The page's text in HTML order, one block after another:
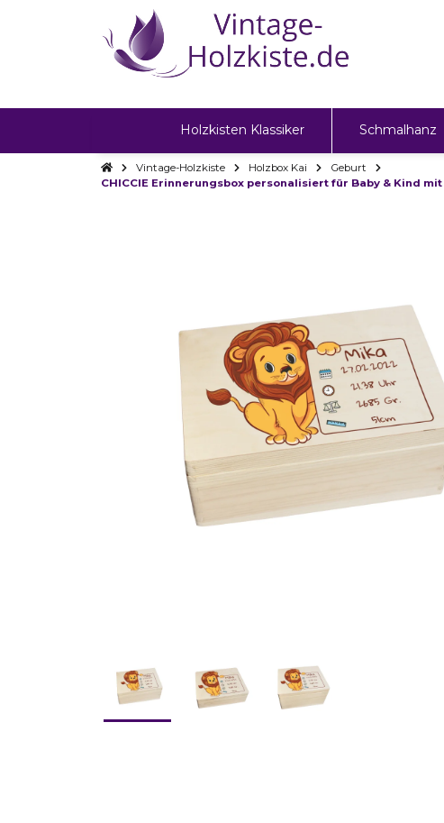
Holzkisten Klassiker Schmalhanz
Vintage-Holzkiste Holzbox Kai
Geburt
CHICCIE Erinnerungsbox personalisiert für Baby & Kind